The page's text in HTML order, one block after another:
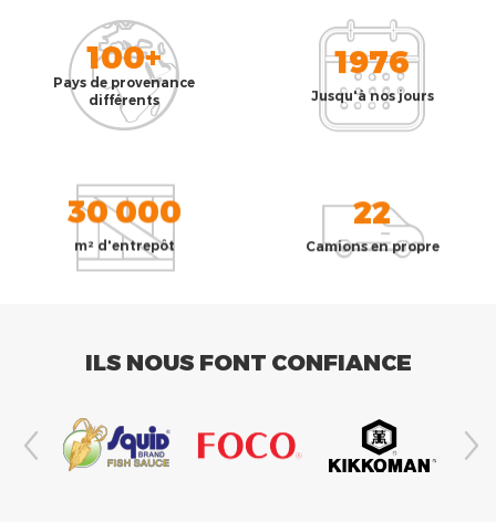
100+
Pays de provenance
différents
1976
Jusqu'à nos jours
30 000
m² d'entrepôt
22
Camions en propre
ILS NOUS FONT CONFIANCE